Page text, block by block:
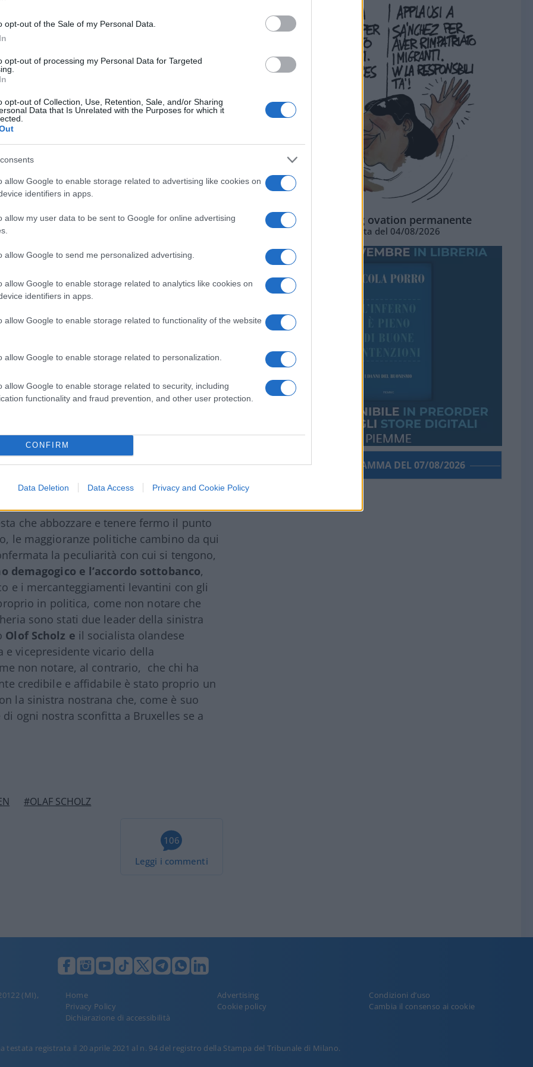
opt-out of the Sale of my Personal Data.
opt-out of processing my Personal Data for Targeted
opt-out of Collection, Use, Retention, Sale, and/or Sharing
Data that Is Unrelated with the Purposes for which it
allow Google to enable storage related to advertising like cookies on
identifiers in apps.
allow my user data to be sent to Google for online advertising
allow Google to send me personalized advertising.
allow Google to enable storage related to analytics like cookies on
identifiers in apps.
allow Google to enable storage related to functionality of the website
allow Google to enable storage related to personalization.
allow Google to enable storage related to security, including
functionality and fraud prevention, and other user protection.
CONFIRM
Data Deletion Data Access Privacy and Cookie Policy
cui l’Italia, che si opponevano alla
dopo il 2035 e poi si è furtivamente
tavolo di trattativa diretta con la
a tener fuori dall’accordoi motori
fuel
del nostro Paese.
di veicoli a benzina e diesel non
in Parlamento. Risuonano le
Grillo, a proposito dello scorretto
non siete un c…”. In sostanza,
l’Italia è
La speranza è che in un secondo
creata per la Germania alla regola
per i motori a biocarburante. Chi dalla
è propriol’Unione Europeae, prima di
se solo non fosse per i ‘sovranisti’”. Ove
lor signori, non chi è veramente un
dell’interesse comune (in questo
ideologica e costruttivista che
ed “ambientale”) l’Europa sta
solo con un cambio degli equilibri
del prossimo anno.
macchina è da buttare
che abbozzare e tenere fermo il punto
le maggioranze politiche cambino da qui
la peculiarità con cui si tengono,
demagogico e l’accordo sottobanco,
e i mercanteggiamenti levantini con gli
in politica, come non notare che
sono stati due leader della sinistra
Olof Scholz e il socialista olandese
vicepresidente vicario della
non notare, al contrario, che chi ha
credibile e affidabile è stato proprio un
la sinistra nostrana che, come è suo
ogni nostra sconfitta a Bruxelles se a
#OLAF SCHOLZ
106
Leggi i commenti
La standing ovation permanente
Vignetta del 04/08/2026
PORROGRAMMA DEL 07/08/2026
(MI),
Home Advertising
Condizioni d’uso
Privacy Policy
Cookie policy
Cambia il consenso ai cookie
Dichiarazione di accessibilità
testata registrata il 20 aprile 2021 al n. 94 del registro della Stampa del Tribunale di Milano.